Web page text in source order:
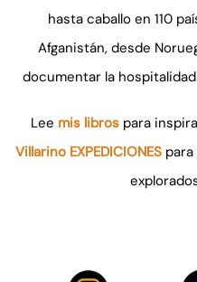
hasta caballo en 110
Afganistán, desde
documentar la
Lee mis libros para
Villarino EXPEDICIONES